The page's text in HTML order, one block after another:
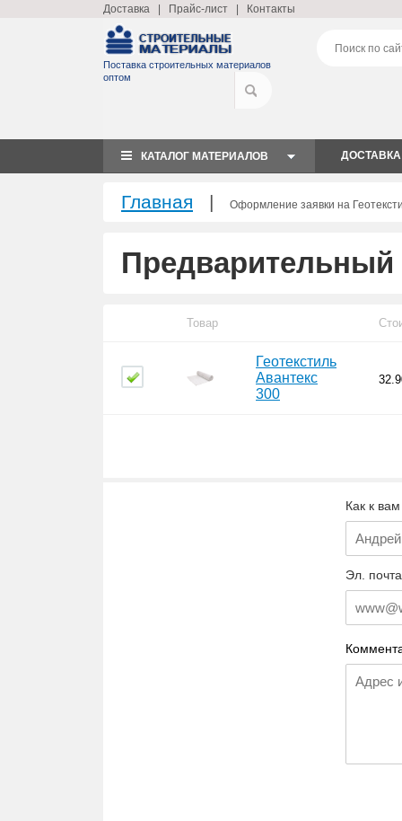
Доставка Прайс-лист Контакты
Поставка строительных материалов
оптом
КАТАЛОГ МАТЕРИАЛОВ ДОСТАВКА
Главная | Оформление заявки на
Предварительный
Товар
Геотекстиль
Авантекс
300
Как к
Эл.